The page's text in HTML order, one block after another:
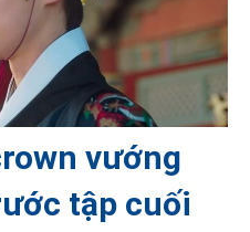
vướng
tập cuối